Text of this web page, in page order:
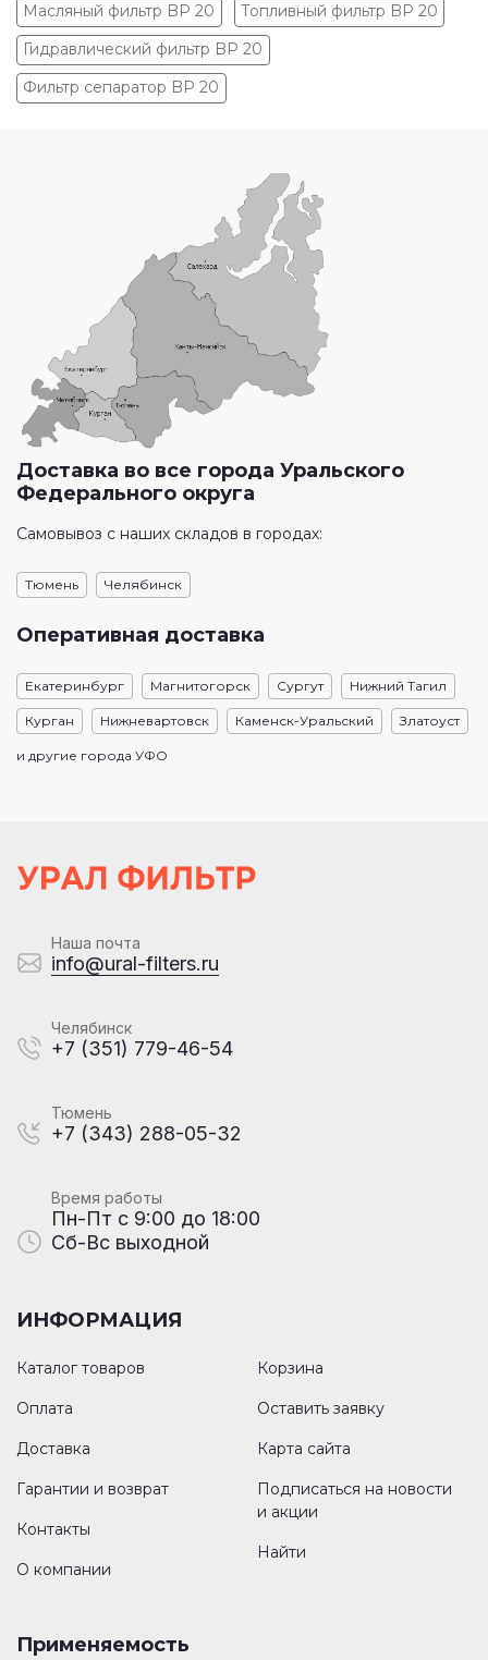
Масляный фильтр BP 20
Топливный фильтр BP 20
Гидравлический фильтр BP 20
Фильтр сепаратор BP 20
Доставка во все города Уральского
Федерального округа
Самовывоз с наших складов в городах:
Тюмень Челябинск
Оперативная доставка
Екатеринбург Магнитогорск Сургут Нижний Тагил
Курган Нижневартовск Каменск-Уральский Златоуст
и другие города УФО
Наша почта
info@ural-filters.ru
Челябинск
+7 (351) 779-46-54
Тюмень
+7 (343) 288-05-32
Время работы
Пн-Пт с 9:00 до 18:00
Сб-Вс выходной
ИНФОРМАЦИЯ
Каталог товаров
Оплата
Доставка
Гарантии и возврат
Контакты
О компании
Корзина
Оставить заявку
Карта сайта
Подписаться на новости
и акции
Найти
Применяемость